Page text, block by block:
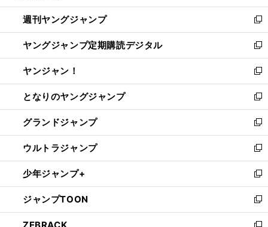
開
く
ウ
で
開
く
ン
ド
ウ
で
開
く
ウ
ィ
ン
ド
ウ
で
開
く
週刊ヤングジャンプ
新
し
い
ウ
ィ
ン
ド
ウ
で
開
く
ヤングジャンプ定期購読デジタル
新
し
い
ウ
ィ
ン
ド
ウ
で
開
く
ヤンジャン！
新
し
い
ウ
ィ
ン
ド
ウ
で
開
く
となりのヤングジャンプ
新
し
い
ウ
ィ
ン
ド
ウ
で
開
く
グランドジャンプ
新
し
い
ウ
ィ
ン
ド
ウ
ウルトラジャンプ
新
し
い
ウ
ィ
ン
少年ジャンプ+
新
し
い
ウ
ジャンプTOON
新
し